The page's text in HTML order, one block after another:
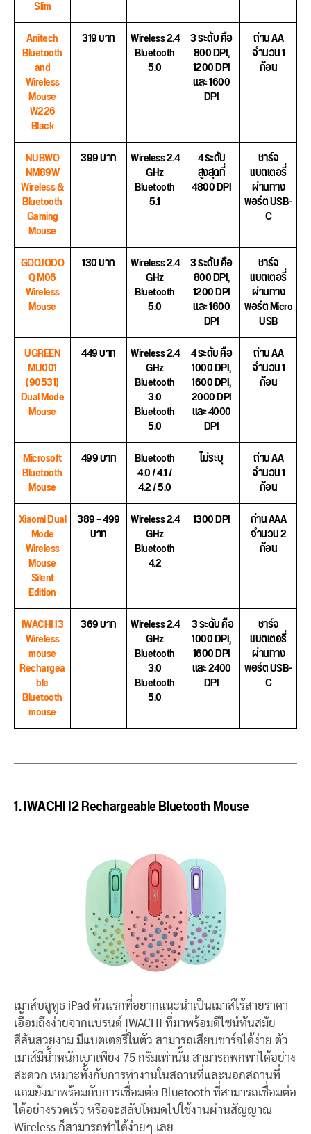
Slim
Anitech
Bluetooth
and
Wireless
Mouse
W226
Black
319 บาท Wireless 2.4
Bluetooth
5.0
3 ระดับ คือ
800 DPI,
1200 DPI
และ 1600
DPI
ถ่าน AA
จำนวน 1
ก้อน
NUBWO
NM89W
Wireless &
Bluetooth
Gaming
Mouse
399 บาท Wireless 2.4
GHz
Bluetooth
5.1
4 ระดับ
สูงสุดที่
4800 DPI
ชาร์จ
แบตเตอรี่
ผ่านทาง
พอร์ต USB-
C
GOOJODO
Q M06
Wireless
Mouse
130 บาท Wireless 2.4
GHz
Bluetooth
5.0
3 ระดับ คือ
800 DPI,
1200 DPI
และ 1600
DPI
ชาร์จ
แบตเตอรี่
ผ่านทาง
พอร์ต Micro
USB
UGREEN
MU001
(90531)
Dual Mode
Mouse
449 บาท Wireless 2.4
GHz
Bluetooth
3.0
Bluetooth
5.0
4 ระดับ คือ
1000 DPI,
1600 DPI,
2000 DPI
และ 4000
DPI
ถ่าน AA
จำนวน 1
ก้อน
Microsoft
Bluetooth
Mouse
499 บาท Bluetooth
4.0 / 4.1 /
4.2 / 5.0
ไม่ระบุ ถ่าน AA
จำนวน 1
ก้อน
Xiaomi Dual
Mode
Wireless
Mouse
Silent
Edition
389 – 499
บาท
Wireless 2.4
GHz
Bluetooth
4.2
1300 DPI ถ่าน AAA
จำนวน 2
ก้อน
IWACHI I3
Wireless
mouse
Rechargea
ble
Bluetooth
mouse
369 บาท Wireless 2.4
GHz
Bluetooth
3.0
Bluetooth
5.0
3 ระดับ คือ
1000 DPI,
1600 DPI
และ 2400
DPI
ชาร์จ
แบตเตอรี่
ผ่านทาง
พอร์ต USB-
C
1. IWACHI I2 Rechargeable Bluetooth Mouse
เมาส์บลูทูธ iPad ตัวแรกที่อยากแนะนำเป็นเมาส์ไร้สายราคา
เอื้อมถึงง่ายจากแบรนด์ IWACHI ที่มาพร้อมดีไซน์ทันสมัย
สีสันสวยงาม มีแบตเตอรี่ในตัว สามารถเสียบชาร์จได้ง่าย ตัว
เมาส์มีน้ำหนักเบาเพียง 75 กรัมเท่านั้น สามารถพกพาได้อย่าง
สะดวก เหมาะทั้งกับการทำงานในสถานที่และนอกสถานที่
แถมยังมาพร้อมกับการเชื่อมต่อ Bluetooth ที่สามารถเชื่อมต่อ
ได้อย่างรวดเร็ว หรือจะสลับโหมดไปใช้งานผ่านสัญญาณ
Wireless ก็สามารถทำได้ง่ายๆ เลย